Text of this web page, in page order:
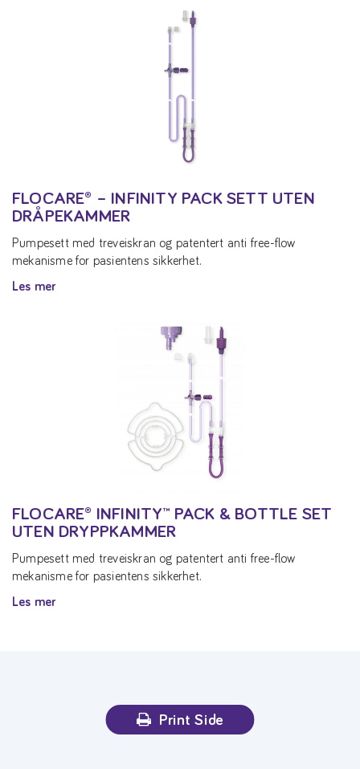
FLOCARE® – INFINITY PACK SETT UTEN
DRÅPEKAMMER
Pumpesett med treveiskran og patentert anti free-flow
mekanisme for pasientens sikkerhet.
Les mer
FLOCARE® INFINITY™ PACK & BOTTLE SET
UTEN DRYPPKAMMER
Pumpesett med treveiskran og patentert anti free-flow
mekanisme for pasientens sikkerhet.
Les mer
Print Side